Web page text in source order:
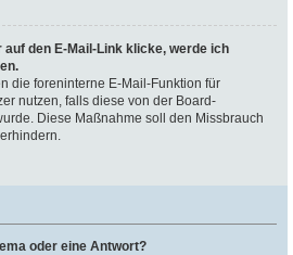
den E-Mail-Link klicke, werde ich
die foreninterne E-Mail-Funktion für
nutzen, falls diese von der Board-
Diese Maßnahme soll den Missbrauch
oder eine Antwort?